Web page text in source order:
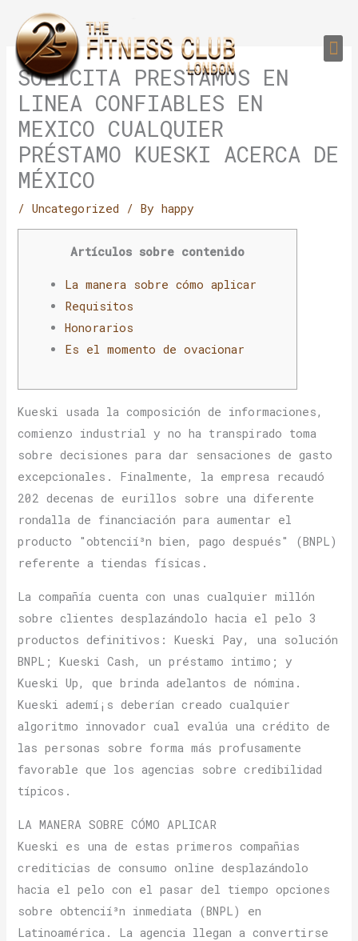
content
SOLICITA PRESTAMOS EN
LINEA CONFIABLES EN
MEXICO CUALQUIER
PRÉSTAMO KUESKI ACERCA DE
MÉXICO
/Uncategorized / Byhappy
Artículos sobre contenido
La manera sobre cómo aplicar
Requisitos
Honorarios
Es el momento de ovacionar
Kueski usada la composición de informaciones,
comienzo industrial y no ha transpirado toma
sobre decisiones para dar sensaciones de gasto
excepcionales. Finalmente, la empresa recaudó
202 decenas de eurillos sobre una diferente
rondalla de financiación para aumentar el
producto "obtencií³n bien, pago después" (BNPL)
referente a tiendas físicas.
La compañía cuenta con unas cualquier millón
sobre clientes desplazándolo hacia el pelo 3
productos definitivos: Kueski Pay, una solución
BNPL; Kueski Cash, un préstamo intimo; y
Kueski Up, que brinda adelantos de nómina.
Kueski ademí¡s deberían creado cualquier
algoritmo innovador cual evalúa una crédito de
las personas sobre forma más profusamente
favorable que los agencias sobre credibilidad
tí­picos.
LA MANERA SOBRE CÓMO APLICAR
Kueski es una de estas primeros compañias
crediticias de consumo online desplazándolo
hacia el pelo con el pasar del tiempo opciones
sobre obtencií³n inmediata (BNPL) en
Latinoamérica. La agencia llegan a convertirse